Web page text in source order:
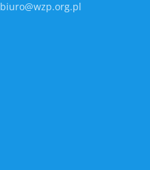
biuro@wzp.org.pl